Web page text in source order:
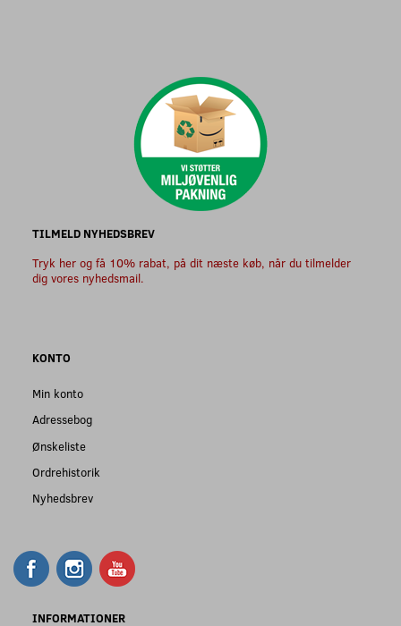
TILMELD NYHEDSBREV
Tryk her og få 10% rabat, på dit næste køb, når du tilmelder
dig vores nyhedsmail.
KONTO
Min konto
Adressebog
Ønskeliste
Ordrehistorik
Nyhedsbrev
INFORMATIONER